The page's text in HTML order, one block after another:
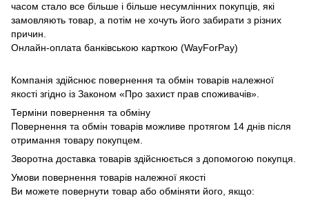
часом стало все більше і більше несумлінних покупців, які
замовляють товар, а потім не хочуть його забирати з різних
причин.
Онлайн-оплата банківською карткою (WayForPay)
Компанія здійснює повернення та обмін товарів належної
якості згідно із Законом «Про захист прав споживачів».
Терміни повернення та обміну
Повернення та обмін товарів можливе протягом 14 днів після
отримання товару покупцем.
Зворотна доставка товарів здійснюється з допомогою покупця.
Умови повернення товарів належної якості
Ви можете повернути товар або обміняти його, якщо: